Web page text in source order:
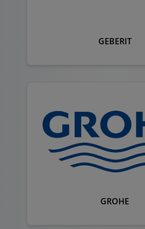
GEBERIT
GROHE